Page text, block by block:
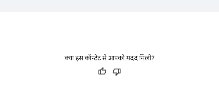
क्या इस कॉन्टेंट से आपको मदद मिली?